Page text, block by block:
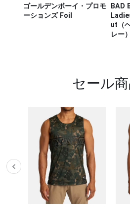
ゴールデンボーイ・プロモ
ーションズ Foil
BAD
ut（
レー）
セール